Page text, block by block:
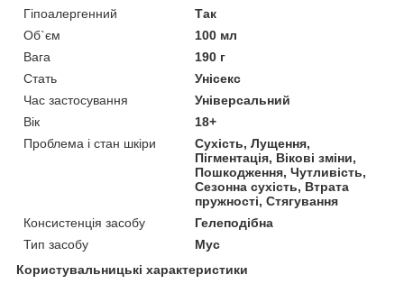
Гіпоалергенний
Так
Об`єм
100 мл
Вага
190 г
Стать
Унісекс
Час застосування
Універсальний
Вік
18+
Проблема і стан шкіри
Сухість, Лущення,
Пігментація, Вікові зміни,
Пошкодження, Чутливість,
Сезонна сухість, Втрата
пружності, Стягування
Консистенція засобу
Гелеподібна
Тип засобу
Мус
Користувальницькі характеристики